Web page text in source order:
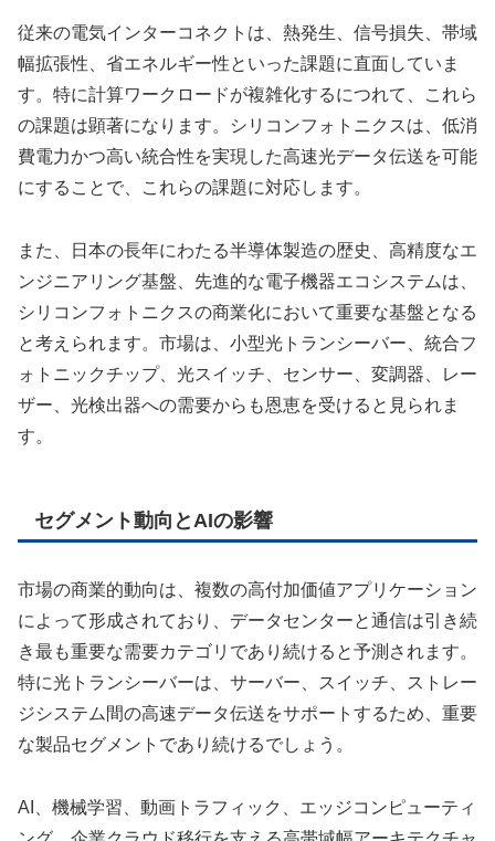
従来の電気インターコネクトは、熱発生、信号損失、帯域
幅拡張性、省エネルギー性といった課題に直面していま
す。特に計算ワークロードが複雑化するにつれて、これら
の課題は顕著になります。シリコンフォトニクスは、低消
費電力かつ高い統合性を実現した高速光データ伝送を可能
にすることで、これらの課題に対応します。
また、日本の長年にわたる半導体製造の歴史、高精度なエ
ンジニアリング基盤、先進的な電子機器エコシステムは、
シリコンフォトニクスの商業化において重要な基盤となる
と考えられます。市場は、小型光トランシーバー、統合フ
ォトニックチップ、光スイッチ、センサー、変調器、レー
ザー、光検出器への需要からも恩恵を受けると見られま
す。
セグメント動向とAIの影響
市場の商業的動向は、複数の高付加価値アプリケーション
によって形成されており、データセンターと通信は引き続
き最も重要な需要カテゴリであり続けると予測されます。
特に光トランシーバーは、サーバー、スイッチ、ストレー
ジシステム間の高速データ伝送をサポートするため、重要
な製品セグメントであり続けるでしょう。
AI、機械学習、動画トラフィック、エッジコンピューティ